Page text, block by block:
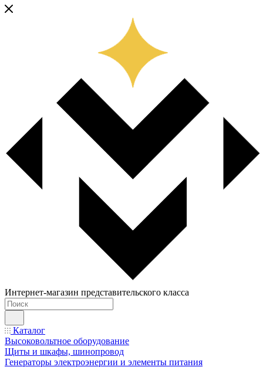
Интернет-магазин представительского класса
Каталог
Высоковольтное оборудование
Щиты и шкафы, шинопровод
Генераторы электроэнергии и элементы питания